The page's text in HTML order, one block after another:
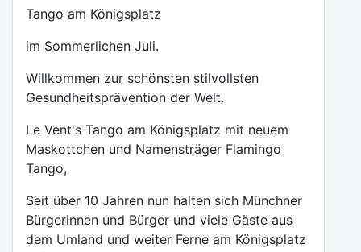
Tango am Königsplatz
im Sommerlichen Juli.
Willkommen zur schönsten stilvollsten
Gesundheitsprävention der Welt.
Le Vent's Tango am Königsplatz mit neuem
Maskottchen und Namensträger Flamingo
Tango,
Seit über 10 Jahren nun halten sich Münchner
Bürgerinnen und Bürger und viele Gäste aus
dem Umland und weiter Ferne am Königsplatz